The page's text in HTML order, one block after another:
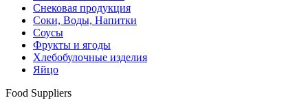
Снековая продукция
Соки, Воды, Напитки
Соусы
Фрукты и ягоды
Хлебобулочные изделия
Яйцо
Food Suppliers